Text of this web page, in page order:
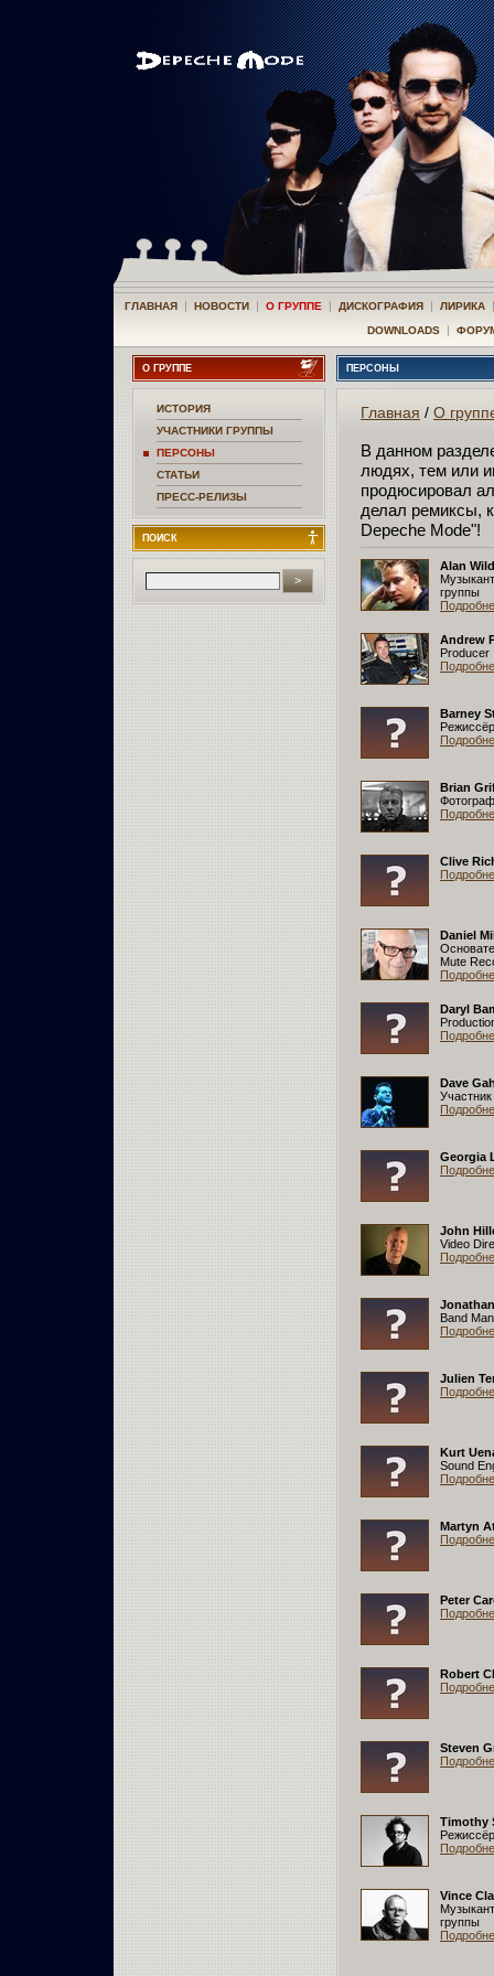
ГЛАВНАЯ | НОВОСТИ | О ГРУППЕ | ДИСКОГРАФИЯ | ЛИРИКА
DOWNLOADS |
О ГРУППЕ
ИСТОРИЯ
УЧАСТНИКИ ГРУППЫ
ПЕРСОНЫ
СТАТЬИ
ПРЕСС-РЕЛИЗЫ
ПОИСК
ПЕРСОНЫ
Главная / О
В данном
людях, тем или
продюсировал
делал ремиксы,
Depeche Mode"!
Alan
группы
Andrew
Producer
Barney
Brian
Clive
Daniel
Mute
Daryl
Dave
Georgia
John
Video
Band
Julien
Kurt
Sound
Martyn
Peter
Robert
Steven
Timothy
Режиссёр
Vince
группы